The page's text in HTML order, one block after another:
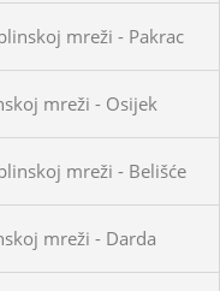
mreži - Pakrac
mreži - Osijek
mreži - Belišće
mreži - Darda